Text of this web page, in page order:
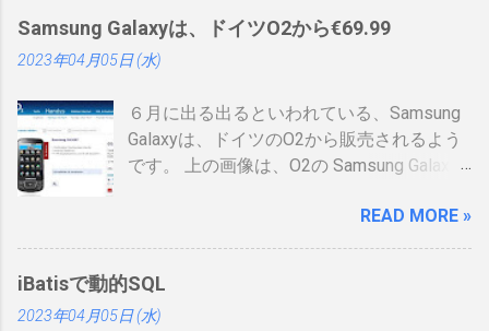
トに上がっていないので、情報共有です。
表 パット見て車の免許証みたい。いや保険
ールドと色が変わるらしい。（ゴールドと
か運転免許みたい）、でもこれって、せっ
かく作ったのに、今のデジタル庁云々の話
てしまい短い命なのではないかなと思った
りします。 カードの色について：
https://www.ipa.go.jp/siensi/toberiss/index.
Samsung Galaxyは、ドイツO2から€69.99
2023年04月05日 (水)
６月に出る出るといわれている、Samsung
Galaxyは、ドイツのO2から販売されるよう
です。 上の画像は、O2の Samsung Galaxy
すが、何が書いてあるのかわかりません。
ためしにカートに入れる動作をしてみまし
せんでした。 現状では、Android端末はHTC
からしか発売出ていません。従ってサムソ
READ MORE »
iBatisで動的SQL
2023年04月05日 (水)